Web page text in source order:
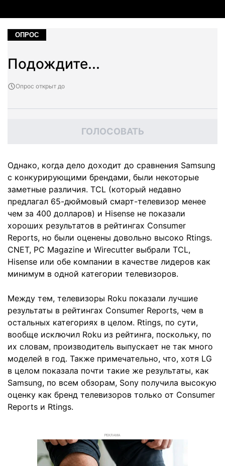
ОПРОС
Подождите...
Опрос открыт до
ГОЛОСОВАТЬ
Однако, когда дело доходит до сравнения Samsung
с конкурирующими брендами, были некоторые
заметные различия. TCL (который недавно
предлагал 65-дюймовый смарт-телевизор менее
чем за 400 долларов) и Hisense не показали
хороших результатов в рейтингах Consumer
Reports, но были оценены довольно высоко Rtings.
CNET, PC Magazine и Wirecutter выбрали TCL,
Hisense или обе компании в качестве лидеров как
минимум в одной категории телевизоров.
Между тем, телевизоры Roku показали лучшие
результаты в рейтингах Consumer Reports, чем в
остальных категориях в целом. Rtings, по сути,
вообще исключил Roku из рейтинга, поскольку, по
их словам, производитель выпускает не так много
моделей в год. Также примечательно, что, хотя LG
в целом показала почти такие же результаты, как
Samsung, по всем обзорам, Sony получила высокую
оценку как бренд телевизоров только от Consumer
Reports и Rtings.
РЕКЛАМА